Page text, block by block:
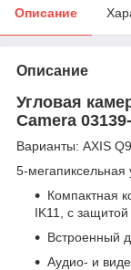
Описание
Описание
Угловая
Camera
Варианты: AXIS
5-мегапиксельная
Компактная
IK11, с
Встроенный
Аудио- и